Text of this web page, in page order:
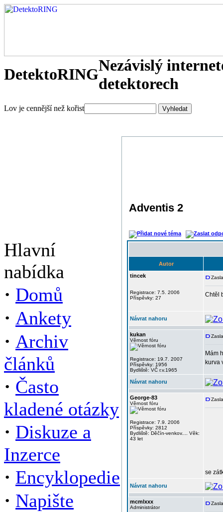
DetektoRINGNezávislý
detektorech
Lov je cennější než kořist
Hlavní
nabídka
· Domů
· Ankety
· Archiv
článků
· Často
kladené otázky
· Diskuze a
Inzerce
· Encyklopedie
· Napište
Adventis 2
Autor
tincek
Registrace: 7.5. 2006
Příspěvky: 27
Chtěl
Návrat nahoru
kukan
Věrnost fóru
Registrace: 19.7. 2007
Příspěvky: 1956
Bydliště: VČ r.v.1965
Mám
kurva
Návrat nahoru
George-83
Věrnost fóru
Registrace: 7.9. 2006
Příspěvky: 2812
Bydliště: Děčín-venkov.... Věk:
43 let
se
Návrat nahoru
mcmlxxx
Administrátor